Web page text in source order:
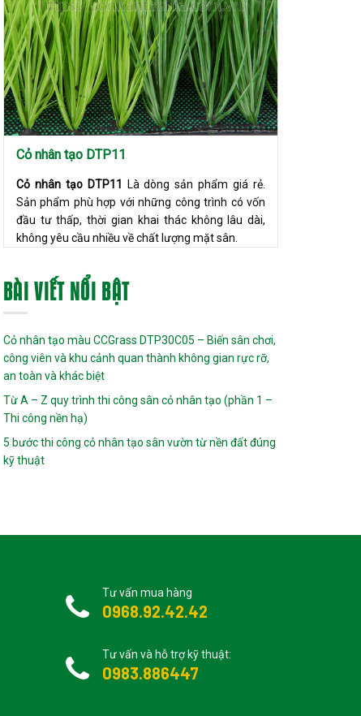
Cỏ nhân tạo DTP11
Cỏ nhân tạo DTP11
Là dòng sản phẩm giá rẻ.
Sản phẩm phù hợp với những công trình có vốn
đầu tư thấp, thời gian khai thác không lâu dài,
không yêu cầu nhiều về chất lượng mặt sân.
BÀI VIẾT NỔI BẬT
Cỏ nhân tạo màu CCGrass DTP30C05 – Biến sân chơi,
công viên và khu cảnh quan thành không gian rực rỡ,
an toàn và khác biệt
Từ A – Z quy trình thi công sân cỏ nhân tạo (phần 1 –
Thi công nền hạ)
5 bước thi công cỏ nhân tạo sân vườn từ nền đất đúng
kỹ thuật
Tư vấn mua hàng
0968.92.42.42
Tư vấn và hỗ trợ kỹ thuật:
0983.886447